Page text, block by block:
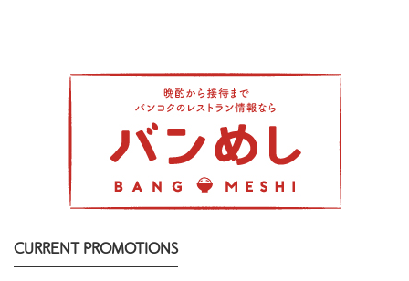
CURRENT PROMOTIONS